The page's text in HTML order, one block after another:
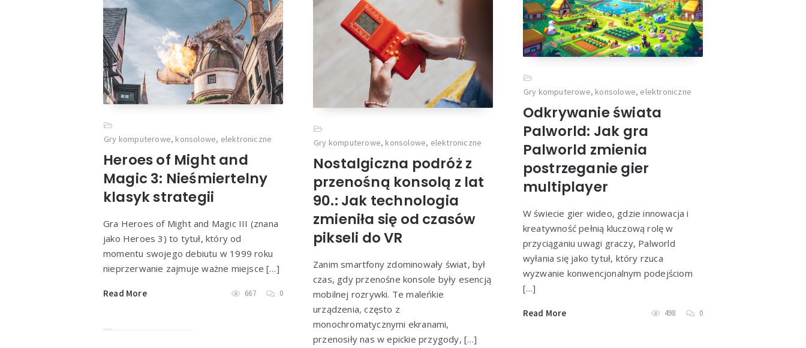
Gry komputerowe, konsolowe, elektroniczne
Odkrywanie świata
Palworld: Jak gra
Palworld zmienia
postrzeganie gier
multiplayer
W świecie gier wideo, gdzie innowacja i
kreatywność pełnią kluczową rolę w
przyciąganiu uwagi graczy, Palworld
wyłania się jako tytuł, który rzuca
wyzwanie konwencjonalnym podejściom
[…]
Read More 498 0
Gry komputerowe, konsolowe, elektroniczne
Heroes of Might and
Magic 3: Nieśmiertelny
klasyk strategii
Gra Heroes of Might and Magic III (znana
jako Heroes 3) to tytuł, który od
momentu swojego debiutu w 1999 roku
nieprzerwanie zajmuje ważne miejsce […]
Read More 667 0
Gry komputerowe, konsolowe, elektroniczne
Nostalgiczna podróż z
przenośną konsolą z lat
90.: Jak technologia
zmieniła się od czasów
pikseli do VR
Zanim smartfony zdominowały świat, był
czas, gdy przenośne konsole były esencją
mobilnej rozrywki. Te maleńkie
urządzenia, często z
monochromatycznymi ekranami,
przenosiły nas w epickie przygody, […]